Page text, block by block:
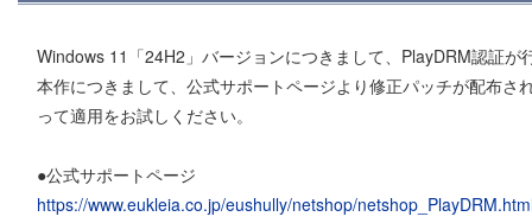
Windows 11「24H2」バージョンにつきまして、PlayDRM認証が
本作につきまして、公式サポートページより修正パッチが配布さ
って適用をお試しください。
●公式サポートページ
https://www.eukleia.co.jp/eushully/netshop/